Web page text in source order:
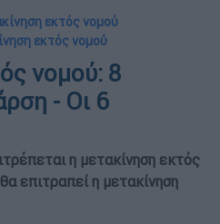
εκτός νομού
εκτός νομού
νομού: 8
- Οι 6
η μετακίνηση εκτός
επιτραπεί η μετακίνηση